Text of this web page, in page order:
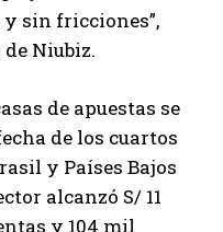
sin fricciones”,
de Niubiz.
de apuestas se
de los cuartos
y Países Bajos
alcanzó S/ 11
y 104 mil